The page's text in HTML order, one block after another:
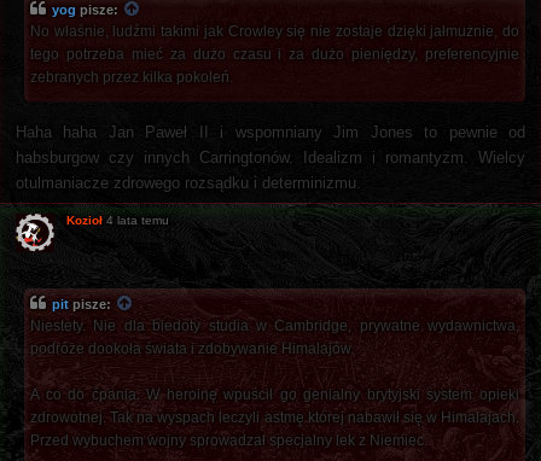
yog pisze:
No właśnie, ludźmi takimi jak Crowley się nie zostaje dzięki jałmużnie, do
tego potrzeba mieć za dużo czasu i za dużo pieniędzy, preferencyjnie
zebranych przez kilka pokoleń.
Haha haha Jan Paweł II i wspomniany Jim Jones to pewnie od
habsburgow czy innych Carringtonów. Idealizm i romantyzm. Wielcy
otulmaniacze zdrowego rozsądku i determinizmu.
Kozioł 4 lata temu
pit pisze:
Niestety. Nie dla biedoty studia w Cambridge, prywatne wydawnictwa,
podróże dookoła świata i zdobywanie Himalajów.
A co do ćpania. W heroinę wpuścił go genialny brytyjski system opieki
zdrowotnej. Tak na wyspach leczyli astmę której nabawił się w Himalajach.
Przed wybuchem wojny sprowadzał specjalny lek z Niemiec.